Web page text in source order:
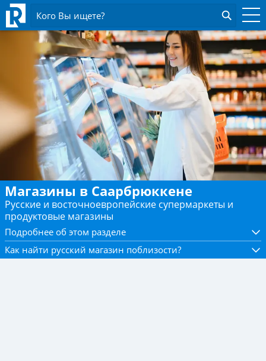
Кого Вы ищете?
Магазины в Саарбрюккене
Русские и восточноевропейские супермаркеты и
продуктовые магазины
Подробнее об этом разделе
Как найти русский магазин поблизости?